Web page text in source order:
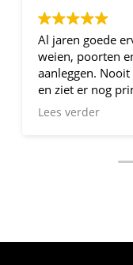
Al jaren goede
weien, poorten
aanleggen.
en ziet er nog
klusjes kun je
Lees verder